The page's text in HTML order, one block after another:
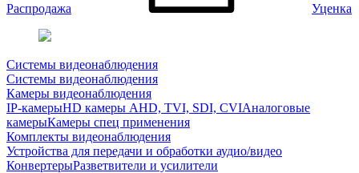
Распродажа Уценка
Системы видеонаблюдения
Системы видеонаблюдения
Камеры видеонаблюдения
IP-камерыHD камеры AHD, TVI, SDI, CVIАналоговые
камерыКамеры спец применения
Комплекты видеонаблюдения
Устройства для передачи и обработки аудио/видео
КонвертерыРазветвители и усилители